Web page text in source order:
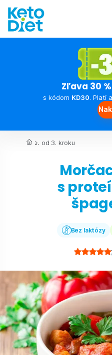
Zľava 30 %
s kódom KD30. Platí
... od 3. kroku
s
Bez laktózy